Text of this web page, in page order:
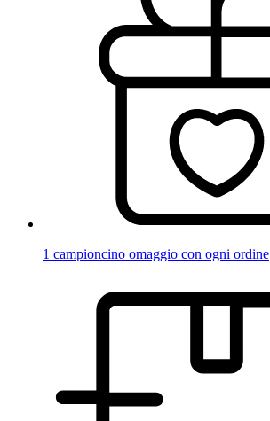
1 campioncino omaggio con ogni ordine